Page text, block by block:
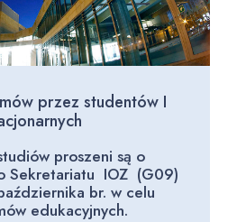
przez studentów I
proszeni są o
Sekretariatu IOZ (G09)
br. w celu
edukacyjnych.